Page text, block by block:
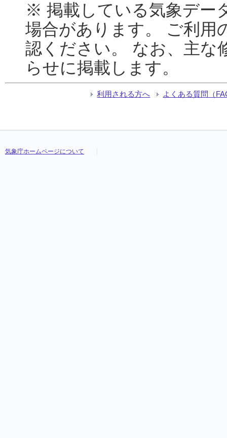
※ 掲載している気象デー
場合があります。 ご利用
認ください。 なお、主な
らせに掲載します。
利用される方へ よくある質問（
気象庁ホームページについて